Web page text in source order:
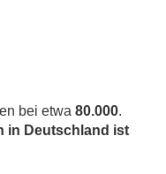
bei etwa 80.000.
in Deutschland ist